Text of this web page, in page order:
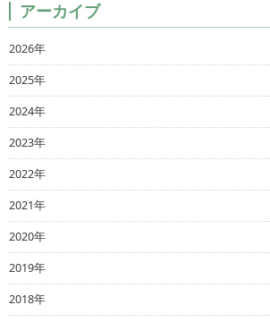
アーカイブ
2026年
2025年
2024年
2023年
2022年
2021年
2020年
2019年
2018年